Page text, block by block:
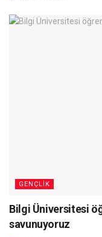
GENÇLIK
Bilgi Üniversitesi
savunuyoruz